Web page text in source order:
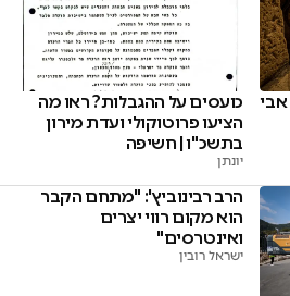
כועסים על ההגבלות? ראו מה
הציעו פרוטוקולי ועדת מירון
בתשכ"ו | חשיפה
יונתן
הרב רבינוביץ': "מתחם הקבר
הוא מקום רווי יצרים
ואינטרסים"
ישראל רובין